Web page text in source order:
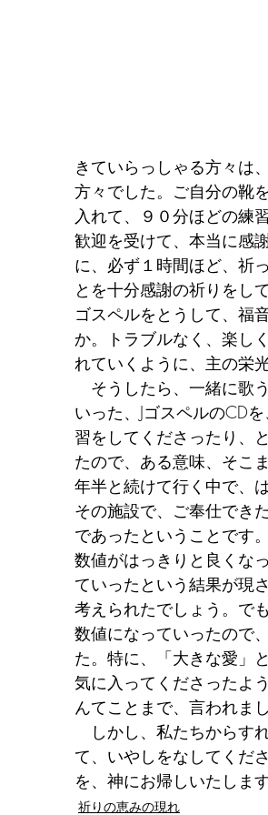
きていらっしゃる方々は
方々でした。ご自分の靴
入れて、９０分ほどの練
歓迎を受けて、本当に感
に、必ず１時間ほど、祈
とを十分感謝の祈りをし
ゴスペルをとうして、福
か。トラブルなく、楽し
れていくように、主の栄
そうしたら、一緒に歌
いった、JゴスペルのCD
習をしてくださったり、
たので、ある意味、そこ
年半と続けて行く中で、
その施設で、ご奉仕でき
であったということです
数値がはっきりと良くな
ていったという結果が現
考えられたでしょう。で
数値になっていったので
た。特に、「大きな愛」
気に入ってくださったよ
んてことまで、言われまし
しかし、私たちからす
て、いやしをなしてくだ
を、神にお帰しいたします
祈りの恵みの現れ